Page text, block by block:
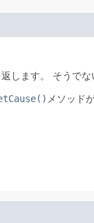
します。 そうでな
メソッド